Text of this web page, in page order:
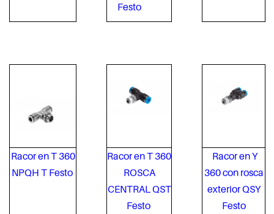
Festo
Racor en T 360
NPQH T Festo
Racor en T 360
ROSCA
CENTRAL QST
Festo
Racor en Y
360 con rosca
exterior QSY
Festo